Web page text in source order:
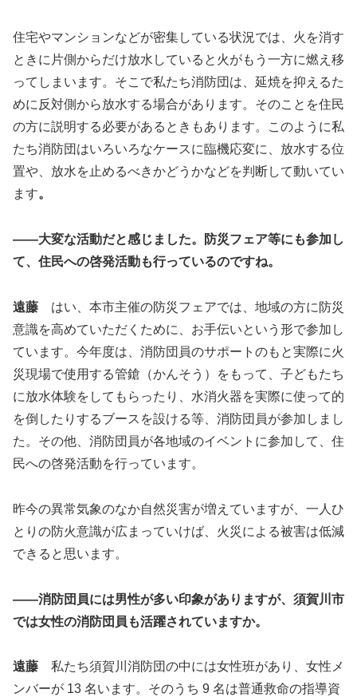
住宅やマンションなどが密集している状況では、火を消す
ときに片側からだけ放水していると火がもう一方に燃え移
ってしまいます。そこで私たち消防団は、延焼を抑えるた
めに反対側から放水する場合があります。そのことを住民
の方に説明する必要があるときもあります。このように私
たち消防団はいろいろなケースに臨機応変に、放水する位
置や、放水を止めるべきかどうかなどを判断して動いてい
ます。
――大変な活動だと感じました。防災フェア等にも参加し
て、住民への啓発活動も行っているのですね。
遠藤 はい、本市主催の防災フェアでは、地域の方に防災
意識を高めていただくために、お手伝いという形で参加し
ています。今年度は、消防団員のサポートのもと実際に火
災現場で使用する管鎗（かんそう）をもって、子どもたち
に放水体験をしてもらったり、水消火器を実際に使って的
を倒したりするブースを設ける等、消防団員が参加しまし
た。その他、消防団員が各地域のイベントに参加して、住
民への啓発活動を行っています。
昨今の異常気象のなか自然災害が増えていますが、一人ひ
とりの防火意識が広まっていけば、火災による被害は低減
できると思います。
――消防団員には男性が多い印象がありますが、須賀川市
では女性の消防団員も活躍されていますか。
遠藤 私たち須賀川消防団の中には女性班があり、女性メ
ンバーが 13 名います。そのうち 9 名は普通救命の指導資